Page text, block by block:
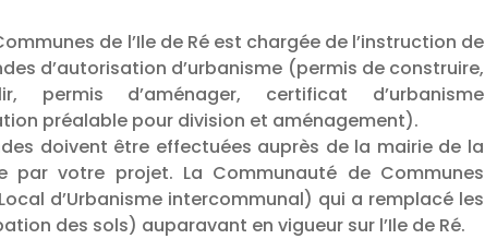
de l’Ile de Ré est chargée de l’instruction de
d’autorisation d’urbanisme (permis de construire,
permis d’aménager, certificat d’urbanisme
préalable pour division et aménagement).
doivent être effectuées auprès de la mairie de la
par votre projet. La Communauté de Communes
d’Urbanisme intercommunal) qui a remplacé les
des sols) auparavant en vigueur sur l’Ile de Ré.